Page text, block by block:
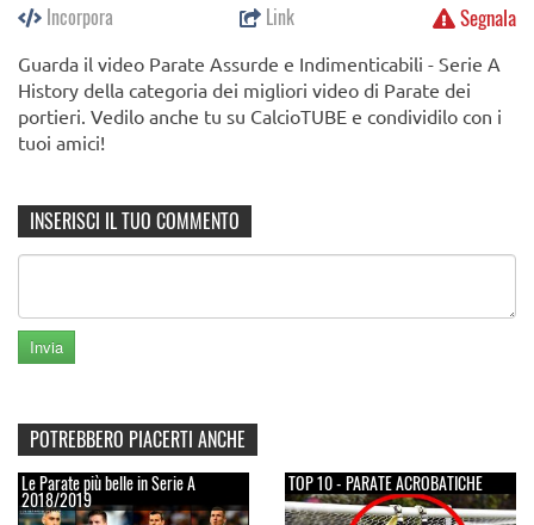
Incorpora
Link Segnala
Guarda il video Parate Assurde e Indimenticabili - Serie A
History della categoria dei migliori video di Parate dei
portieri. Vedilo anche tu su CalcioTUBE e condividilo con i
tuoi amici!
INSERISCI IL TUO COMMENTO
POTREBBERO PIACERTI ANCHE
Le Parate più belle in Serie A
2018/2019
TOP 10 - PARATE ACROBATICHE